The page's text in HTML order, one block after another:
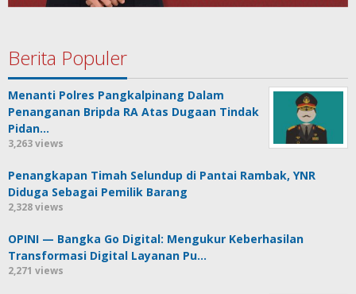
Berita Populer
Menanti Polres Pangkalpinang Dalam
Penanganan Bripda RA Atas Dugaan Tindak
Pidan…
3,263 views
Penangkapan Timah Selundup di Pantai Rambak, YNR
Diduga Sebagai Pemilik Barang
2,328 views
OPINI — Bangka Go Digital: Mengukur Keberhasilan
Transformasi Digital Layanan Pu…
2,271 views